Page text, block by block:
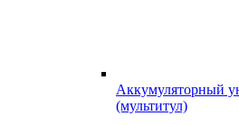
Аккумуляторный
(мультитул)